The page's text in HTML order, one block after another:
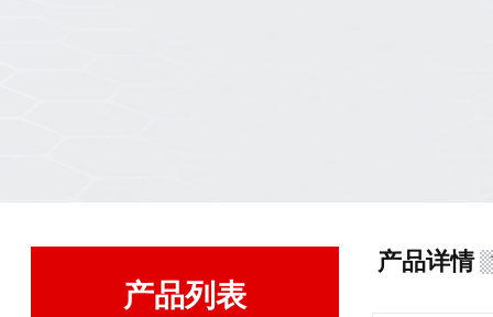
产品列表
产品详情